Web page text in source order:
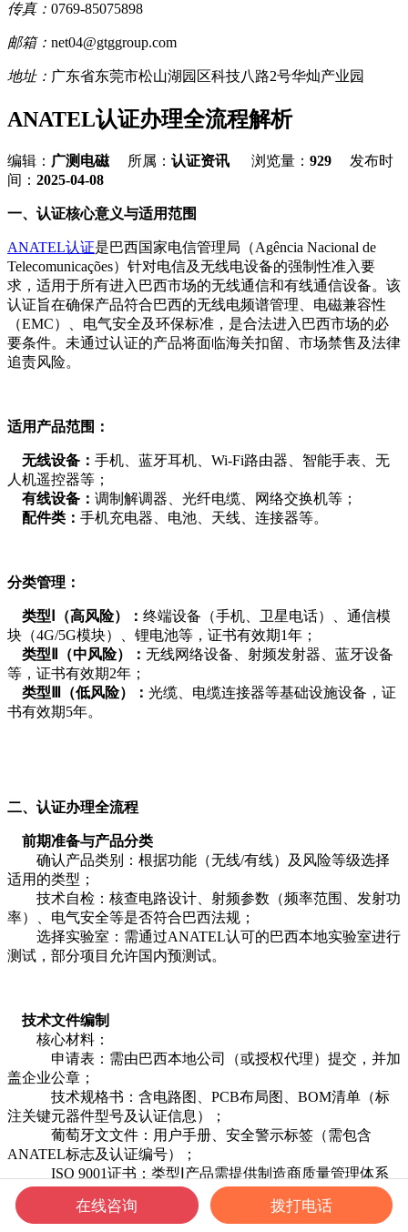
传真： 0769-85075898
邮箱： net04@gtggroup.com
地址： 广东省东莞市松山湖园区科技八路2号华灿产业园
ANATEL认证办理全流程解析
编辑： 广测电磁所属： 认证资讯 浏览量： 929 发布时
间： 2025-04-08
一、认证核心意义与适用范围
ANATEL认证是巴西国家电信管理局（Agência Nacional de
Telecomunicações）针对电信及无线电设备的强制性准入要
求，适用于所有进入巴西市场的无线通信和有线通信设备。该
认证旨在确保产品符合巴西的无线电频谱管理、电磁兼容性
（EMC）、电气安全及环保标准，是合法进入巴西市场的必
要条件。未通过认证的产品将面临海关扣留、市场禁售及法律
追责风险。
适用产品范围：
无线设备： 手机、蓝牙耳机、Wi-Fi路由器、智能手表、无
人机遥控器等；
有线设备： 调制解调器、光纤电缆、网络交换机等；
配件类： 手机充电器、电池、天线、连接器等。
分类管理：
类型Ⅰ（高风险）： 终端设备（手机、卫星电话）、通信模
块（4G/5G模块）、锂电池等，证书有效期1年；
类型Ⅱ（中风险）： 无线网络设备、射频发射器、蓝牙设备
等，证书有效期2年；
类型Ⅲ（低风险）： 光缆、电缆连接器等基础设施设备，证
书有效期5年。
二、认证办理全流程
前期准备与产品分类
确认产品类别：根据功能（无线/有线）及风险等级选择
适用的类型；
技术自检：核查电路设计、射频参数（频率范围、发射功
率）、电气安全等是否符合巴西法规；
选择实验室：需通过ANATEL认可的巴西本地实验室进行
测试，部分项目允许国内预测试。
技术文件编制
核心材料：
申请表：需由巴西本地公司（或授权代理）提交，并加
盖企业公章；
技术规格书：含电路图、PCB布局图、BOM清单（标
注关键元器件型号及认证信息）；
葡萄牙文文件：用户手册、安全警示标签（需包含
ANATEL标志及认证编号）；
ISO 9001证书：类型Ⅰ产品需提供制造商质量管理体系
证明。
补充材料：
在线咨询 拨打电话